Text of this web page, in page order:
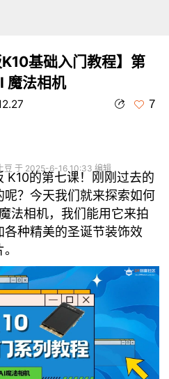
K10基础入门教程】第
魔法相机
7
豆 于 2025-6-16 10:33 编辑
K10的第七课！刚刚过去的
？今天我们就来探索如何
法相机，我们能用它来拍
种精美的圣诞节装饰效